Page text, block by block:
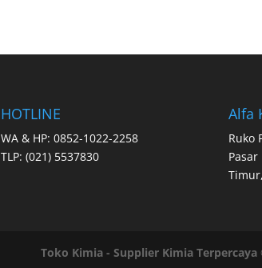
HOTLINE
WA & HP: 0852-1022-2258
TLP: (021) 5537830
Alfa
Ruko
Pasar
Toko Kimia - Supplier Kimia Terpercaya